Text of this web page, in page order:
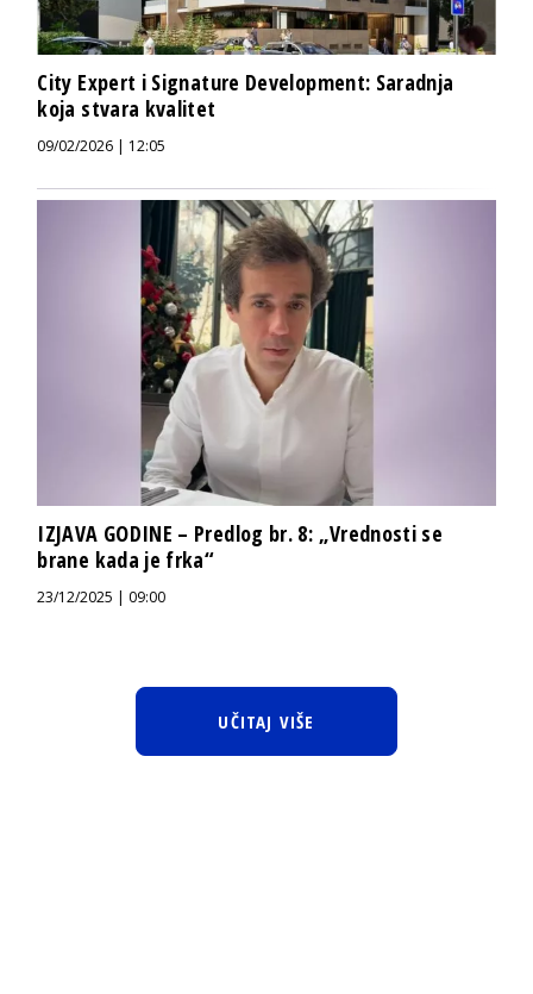
City Expert i Signature Development: Saradnja
koja stvara kvalitet
09/02/2026 | 12:05
IZJAVA GODINE – Predlog br. 8: „Vrednosti se
brane kada je frka“
23/12/2025 | 09:00
UČITAJ VIŠE